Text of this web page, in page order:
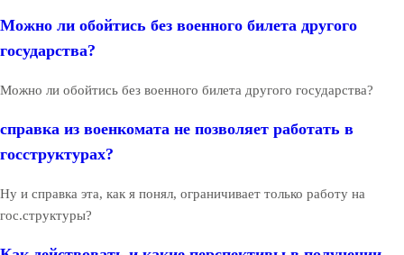
Можно ли обойтись без военного билета другого
государства?
Можно ли обойтись без военного билета другого государства?
справка из военкомата не позволяет работать в
госструктурах?
Ну и справка эта, как я понял, ограничивает только работу на
гос.структуры?